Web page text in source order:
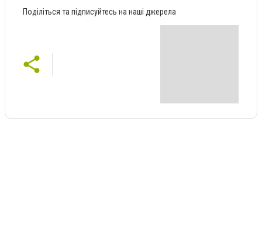
Поділіться та підписуйтесь на наші джерела